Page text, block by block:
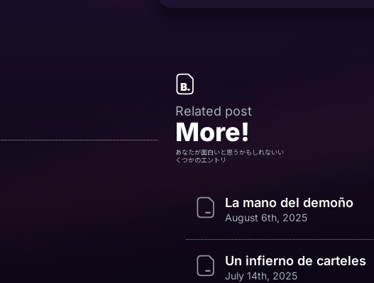
Related post
More!
あなたが面白いと思うかもしれないい
くつかのエントリ
La mano del demoño
August 6th, 2025
Un infierno de carteles
July 14th, 2025